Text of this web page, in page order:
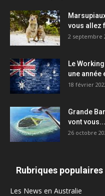
vous allez
2 septembre
Le
une année
18 février
Grande
vont vous...
26 octobre
Rubriques populaires
Les News en Australie